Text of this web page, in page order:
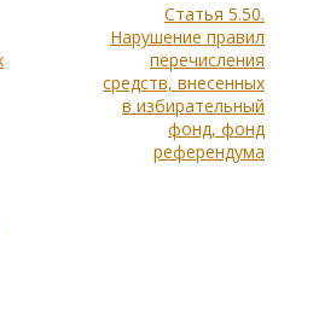
Статья 5.50.
Нарушение правил
перечисления
средств, внесенных
в избирательный
фонд, фонд
референдума